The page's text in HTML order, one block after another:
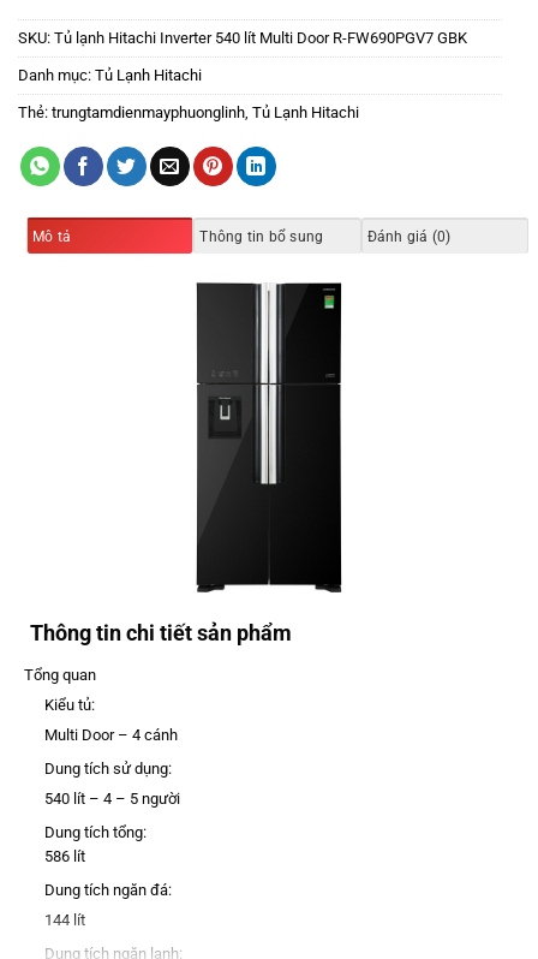
SKU: Tủ lạnh Hitachi Inverter 540 lít Multi Door R-FW690PGV7 GBK
Danh mục: Tủ Lạnh Hitachi
Thẻ: trungtamdienmayphuonglinh Tủ Lạnh Hitachi
Mô tả Thông tin bổ sung Đánh giá (0)
Thông tin chi tiết sản phẩm
Tổng quan
Kiểu tủ:
Multi Door – 4 cánh
Dung tích sử dụng:
540 lít – 4 – 5 người
Dung tích tổng:
586 lít
Dung tích ngăn đá:
144 lít
Dung tích ngăn lạnh: